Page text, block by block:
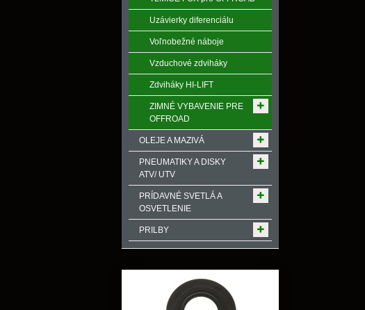
Uzávierky diferenciálu
Voľnobežné náboje
Vzduchové zdviháky
Zdviháky HI-LIFT
ZIMNÉ VYBAVENIE PRE
OFFROAD
OLEJE A MAZIVÁ
PNEUMATIKY A DISKY
ATV/ UTV
PRÍDAVNÉ SVETLÁ A
OSVETLENIE
PRILBY